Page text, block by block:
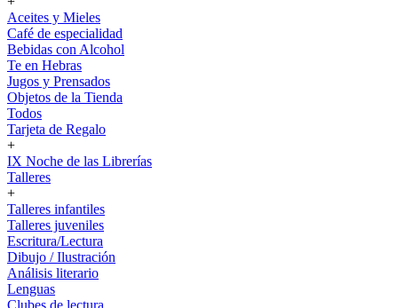
Aceites y Mieles
Café de especialidad
Bebidas con Alcohol
Te en Hebras
Jugos y Prensados
Objetos de la Tienda
Todos
Tarjeta de Regalo
+
IX Noche de las Librerías
Talleres
+
Talleres infantiles
Talleres juveniles
Escritura/Lectura
Dibujo / Ilustración
Análisis literario
Lenguas
Clubes de lectura